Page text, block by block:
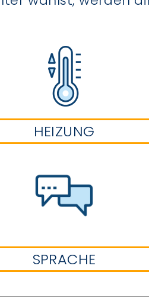
HEIZUNG
SPRACHE